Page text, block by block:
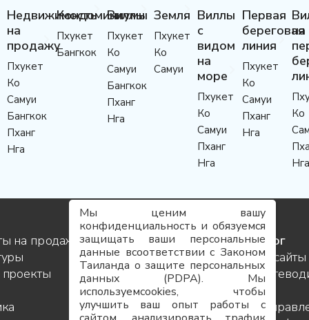
Недвижимость
на
продажу
Пхукет
Ко
Самуи
Бангкок
Пханг
Нга
Кондоминиумы
Пхукет
Бангкок
Виллы
Пхукет
Ко
Самуи
Бангкок
Пханг
Нга
Земля
Пхукет
Ко
Самуи
Виллы
с
видом
на
море
Пхукет
Ко
Самуи
Пханг
Нга
Первая
береговая
линия
Пхукет
Ко
Самуи
Пханг
Нга
на
Ко
на продажу
Услуги
Контакты
Команда
Карьера
FAQ
Блог
Инсайты
по
Мы ценим вашу
конфиденциальность и обязуемся
защищать ваши персональные
данные всоответствии с Законом
Таиланда о защите персональных
данных (PDPA). Мы
используемcookies, чтобы
улучшить ваш опыт работы с